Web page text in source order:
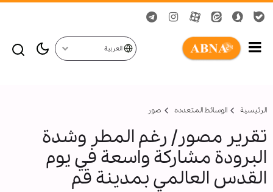
العربية
الرئيسية الوسائط المتعدده صور
تقرير مصور/ رغم المطر وشدة
البرودة مشاركة واسعة في يوم
القدس العالمي بمدينة قم